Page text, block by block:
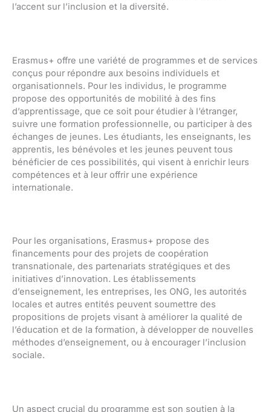
l’accent sur l’inclusion et la diversité.
Erasmus+ offre une variété de programmes et de services
conçus pour répondre aux besoins individuels et
organisationnels. Pour les individus, le programme
propose des opportunités de mobilité à des fins
d’apprentissage, que ce soit pour étudier à l’étranger,
suivre une formation professionnelle, ou participer à des
échanges de jeunes. Les étudiants, les enseignants, les
apprentis, les bénévoles et les jeunes peuvent tous
bénéficier de ces possibilités, qui visent à enrichir leurs
compétences et à leur offrir une expérience
internationale.
Pour les organisations, Erasmus+ propose des
financements pour des projets de coopération
transnationale, des partenariats stratégiques et des
initiatives d’innovation. Les établissements
d’enseignement, les entreprises, les ONG, les autorités
locales et autres entités peuvent soumettre des
propositions de projets visant à améliorer la qualité de
l’éducation et de la formation, à développer de nouvelles
méthodes d’enseignement, ou à encourager l’inclusion
sociale.
Un aspect crucial du programme est son soutien à la